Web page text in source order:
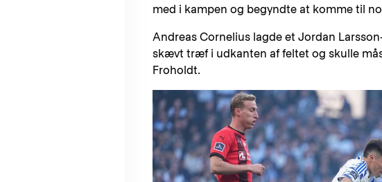
med i kampen og begyndte at komme til
Andreas Cornelius lagde et Jordan
skævt træf i udkanten af feltet og skulle
Froholdt.